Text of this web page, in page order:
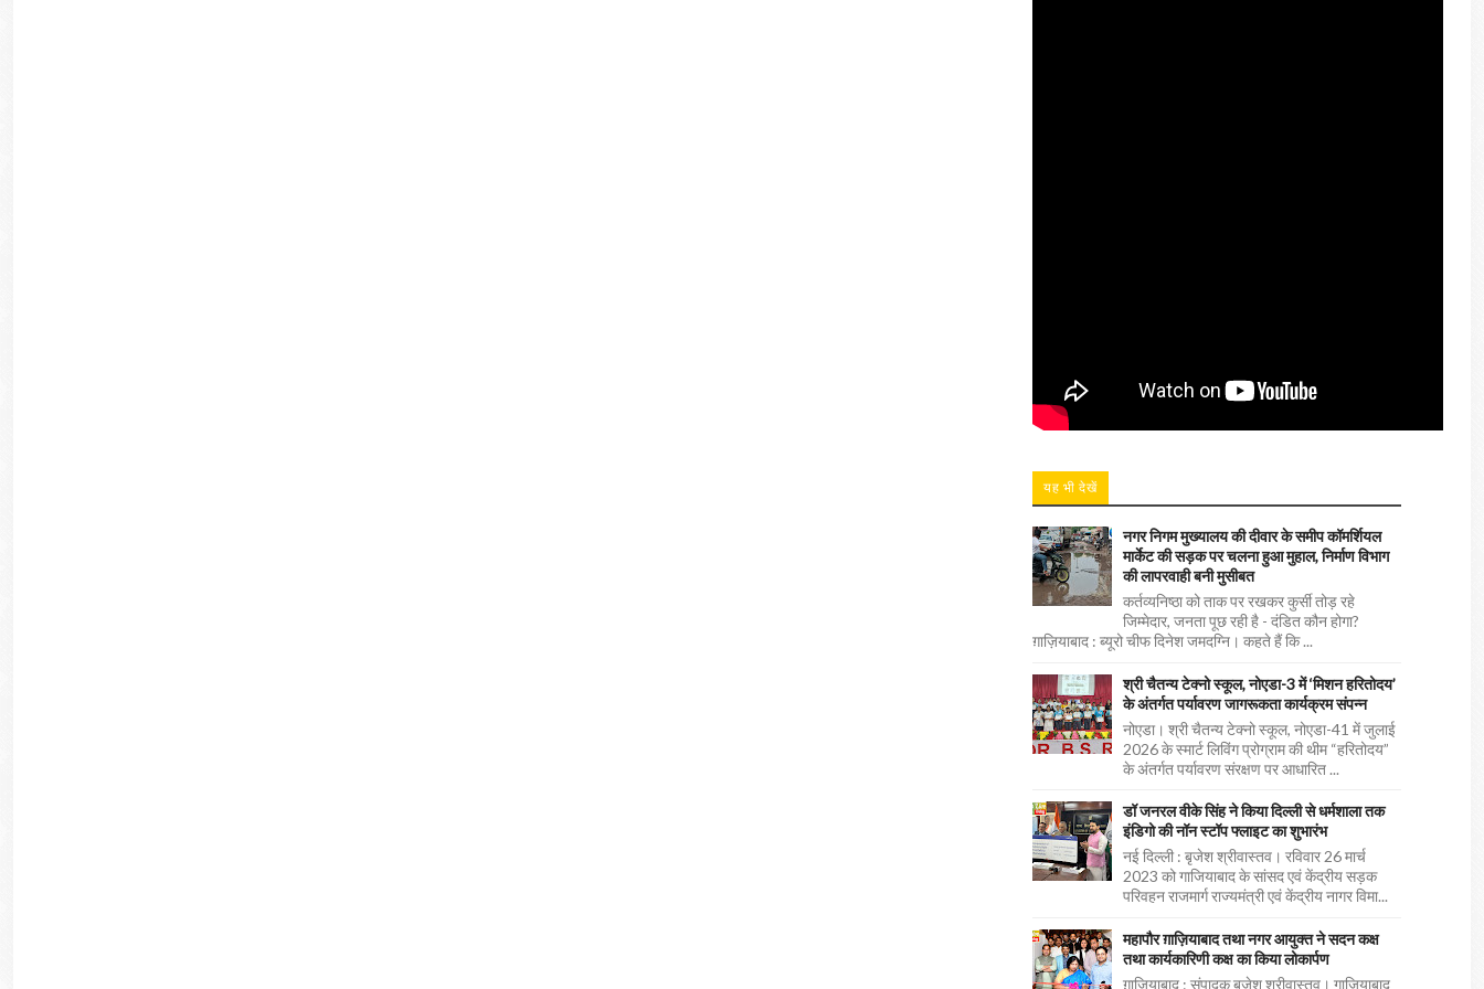
यह भी देखें
नगर निगम मुख्यालय की दीवार के समीप कॉमर्शियल
मार्केट की सड़क पर चलना हुआ मुहाल, निर्माण विभाग
की लापरवाही बनी मुसीबत
कर्तव्यनिष्ठा को ताक पर रखकर कुर्सी तोड़ रहे
जिम्मेदार, जनता पूछ रही है - दंडित कौन होगा?
ग़ाज़ियाबाद : ब्यूरो चीफ दिनेश जमदग्नि। कहते हैं कि ...
श्री चैतन्य टेक्नो स्कूल, नोएडा-3 में ‘मिशन हरितोदय’
के अंतर्गत पर्यावरण जागरूकता कार्यक्रम संपन्न
नोएडा। श्री चैतन्य टेक्नो स्कूल, नोएडा-41 में जुलाई
2026 के स्मार्ट लिविंग प्रोग्राम की थीम “हरितोदय”
के अंतर्गत पर्यावरण संरक्षण पर आधारित ...
डॉ जनरल वीके सिंह ने किया दिल्ली से धर्मशाला तक
इंडिगो की नॉन स्टॉप फ्लाइट का शुभारंभ
नई दिल्ली : बृजेश श्रीवास्तव। रविवार 26 मार्च
2023 को गाजियाबाद के सांसद एवं केंद्रीय सड़क
परिवहन राजमार्ग राज्यमंत्री एवं केंद्रीय नागर विमा...
महापौर ग़ाज़ियाबाद तथा नगर आयुक्त ने सदन कक्ष
तथा कार्यकारिणी कक्ष का किया लोकार्पण
ग़ाज़ियाबाद : संपादक बृजेश श्रीवास्तव। गाजियाबाद